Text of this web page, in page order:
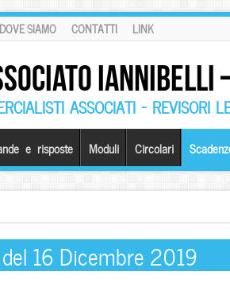
DOVE SIAMO CONTATTI LINK
ASSOCIATI – REVISORI
e risposte Moduli Circolari
16 Dicembre 2019